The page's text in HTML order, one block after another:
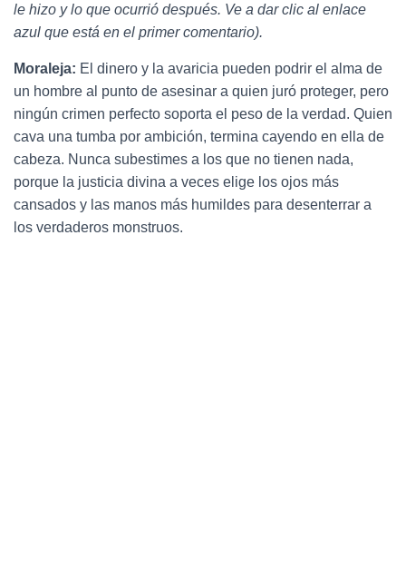
le hizo y lo que ocurrió después. Ve a dar clic al enlace
azul que está en el primer comentario).
Moraleja: El dinero y la avaricia pueden podrir el alma de
un hombre al punto de asesinar a quien juró proteger, pero
ningún crimen perfecto soporta el peso de la verdad. Quien
cava una tumba por ambición, termina cayendo en ella de
cabeza. Nunca subestimes a los que no tienen nada,
porque la justicia divina a veces elige los ojos más
cansados y las manos más humildes para desenterrar a
los verdaderos monstruos.